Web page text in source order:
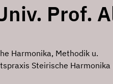
Prof.
Harmonika, Methodik u.
Steirische Harmonika